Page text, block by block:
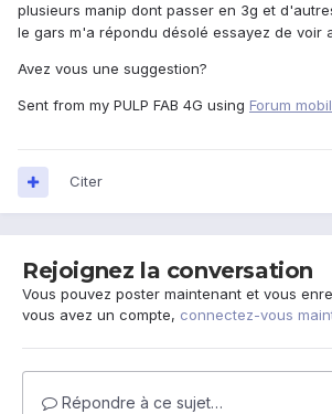
plusieurs manip dont passer en 3g et
le gars m'a répondu désolé essayez de voir
Avez vous une suggestion?
Sent from my PULP FAB 4G using Forum
Citer
Rejoignez la conversation
Vous pouvez poster maintenant et vous
vous avez un compte, connectez-vous
Répondre à ce sujet…